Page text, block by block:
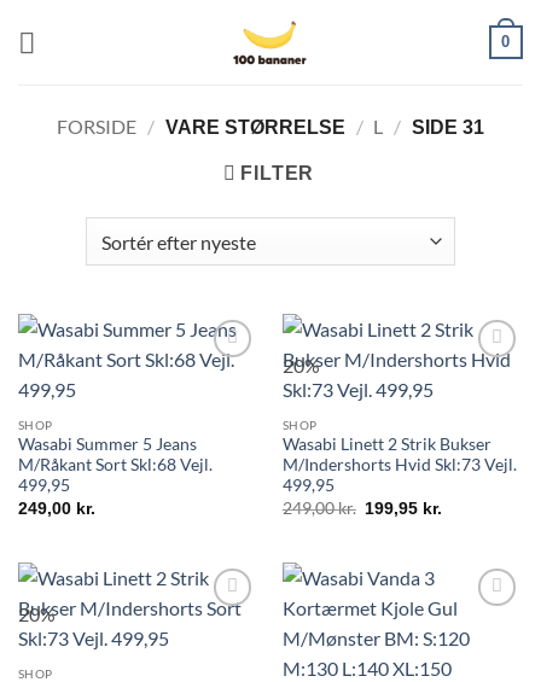
0
FORSIDE / VARE STØRRELSE / L / SIDE 31
FILTER
SHOP
Wasabi Summer 5 Jeans
M/Råkant Sort Skl:68 Vejl.
499,95
249,00 kr.
20%
SHOP
Wasabi Linett 2 Strik Bukser
M/Indershorts Hvid Skl:73 Vejl.
499,95
249,00kr. 199,95 kr.
20%
SHOP